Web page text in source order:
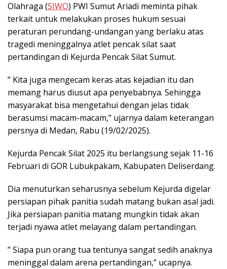
Olahraga (SIWO) PWI Sumut Ariadi meminta pihak
terkait untuk melakukan proses hukum sesuai
peraturan perundang-undangan yang berlaku atas
tragedi meninggalnya atlet pencak silat saat
pertandingan di Kejurda Pencak Silat Sumut.
” Kita juga mengecam keras atas kejadian itu dan
memang harus diusut apa penyebabnya. Sehingga
masyarakat bisa mengetahui dengan jelas tidak
berasumsi macam-macam,” ujarnya dalam keterangan
persnya di Medan, Rabu (19/02/2025).
Kejurda Pencak Silat 2025 itu berlangsung sejak 11-16
Februari di GOR Lubukpakam, Kabupaten Deliserdang.
Dia menuturkan seharusnya sebelum Kejurda digelar
persiapan pihak panitia sudah matang bukan asal jadi.
Jika persiapan panitia matang mungkin tidak akan
terjadi nyawa atlet melayang dalam pertandingan.
” Siapa pun orang tua tentunya sangat sedih anaknya
meninggal dalam arena pertandingan,” ucapnya.